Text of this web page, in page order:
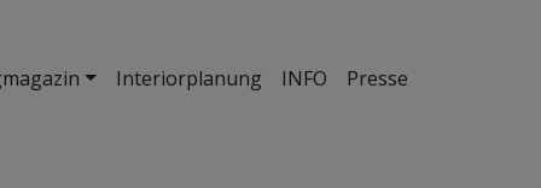
Interiorplanung INFO Presse